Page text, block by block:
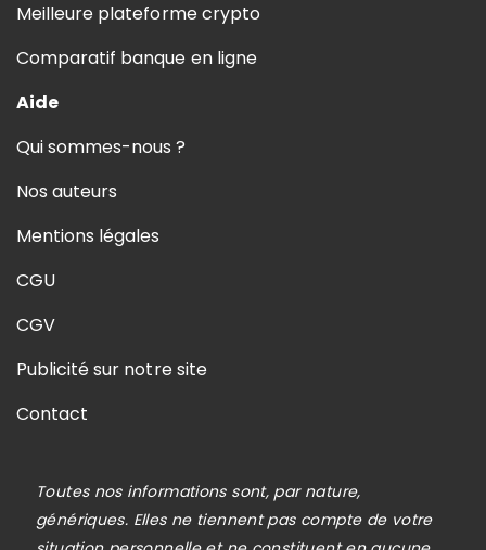
Meilleure plateforme crypto
Comparatif banque en ligne
Aide
Qui sommes-nous ?
Nos auteurs
Mentions légales
CGU
CGV
Publicité sur notre site
Contact
Toutes nos informations sont, par nature,
génériques. Elles ne tiennent pas compte de votre